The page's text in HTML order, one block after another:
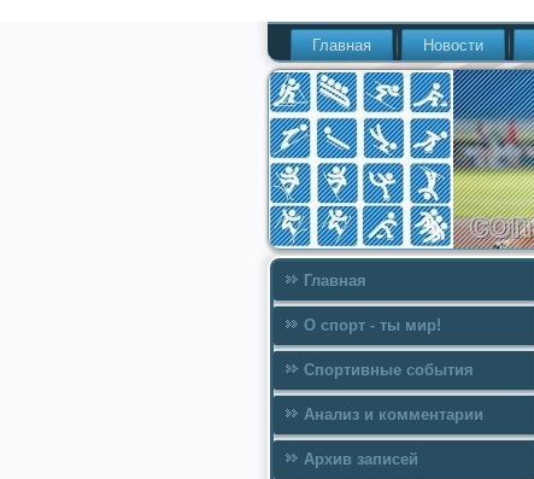
Главная Новости
Главная
О спорт - ты мир!
Спортивные события
Анализ и комментарии
Архив записей